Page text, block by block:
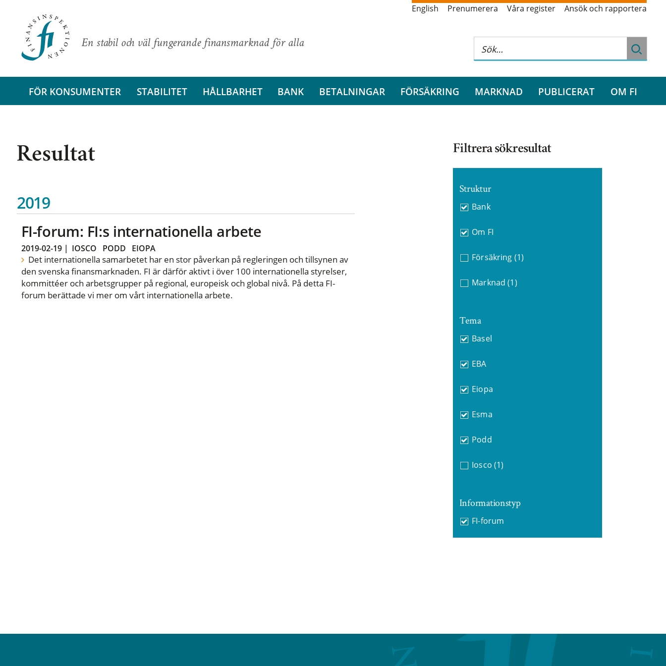
En stabil och väl fungerande finansmarknad för alla
English Prenumerera Våra register Ansök och rapportera
FÖR KONSUMENTER STABILITET HÅLLBARHET BANK BETALNINGAR FÖRSÄKRING MARKNAD PUBLICERAT OM FI
Resultat
2019
FI-forum: FI:s internationella arbete
2019-02-19| IOSCO PODD EIOPA
Det internationella samarbetet har en stor påverkan på regleringen och tillsynen av
den svenska finansmarknaden. FI är därför aktivt i över 100 internationella styrelser,
kommittéer och arbetsgrupper på regional, europeisk och global nivå. På detta FI-
forum berättade vi mer om vårt internationella arbete.
Filtrera sökresultat
Struktur
Bank
Om FI
Försäkring (1)
Marknad (1)
Tema
Basel
EBA
Eiopa
Esma
Podd
Iosco (1)
Informationstyp
FI-forum